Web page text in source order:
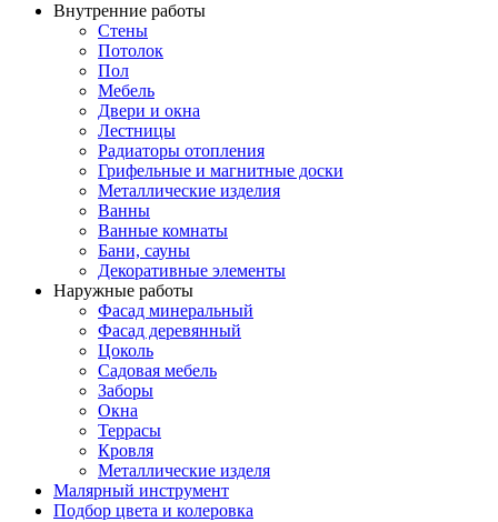
Внутренние работы
Стены
Потолок
Пол
Мебель
Двери и окна
Лестницы
Радиаторы отопления
Грифельные и магнитные доски
Металлические изделия
Ванны
Ванные комнаты
Бани, сауны
Декоративные элементы
Наружные работы
Фасад минеральный
Фасад деревянный
Цоколь
Садовая мебель
Заборы
Окна
Террасы
Кровля
Металлические изделя
Малярный инструмент
Подбор цвета и колеровка